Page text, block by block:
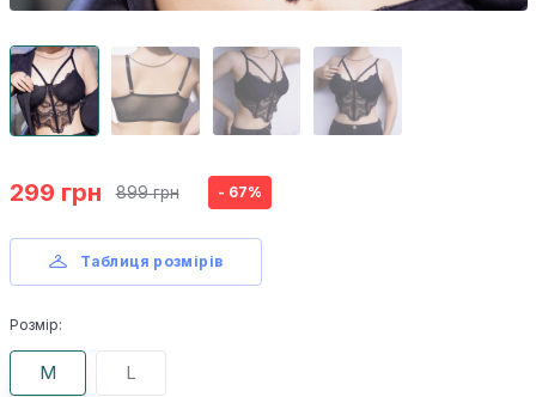
299 грн 899 грн - 67%
Таблиця розмірів
Розмір:
M L